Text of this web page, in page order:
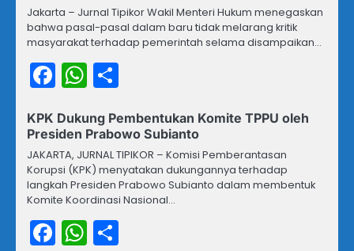
Jakarta – Jurnal Tipikor Wakil Menteri Hukum menegaskan
bahwa pasal-pasal dalam baru tidak melarang kritik
masyarakat terhadap pemerintah selama disampaikan…
Facebook
WhatsApp
KPK Dukung Pembentukan Komite TPPU oleh
Presiden Prabowo Subianto
JAKARTA, JURNAL TIPIKOR – Komisi Pemberantasan
Korupsi (KPK) menyatakan dukungannya terhadap
langkah Presiden Prabowo Subianto dalam membentuk
Komite Koordinasi Nasional…
Facebook
WhatsApp